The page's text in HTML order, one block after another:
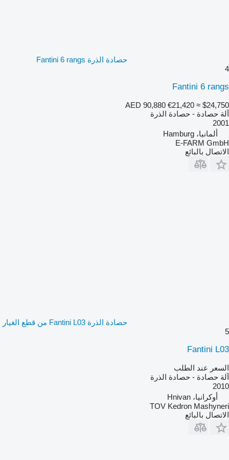
حصادة الذرة Fantini 6 rangs
4
Fantini 6 rangs
AED 90,880 €21,420 ≈ $24,750
آلة حصادة - حصادة الذرة
2001
ألمانيا، Hamburg
E-FARM GmbH
الاتصال بالبائع
حصادة الذرة Fantini L03 من قطع الغيار
5
Fantini L03
السعر عند الطلب
آلة حصادة - حصادة الذرة
2010
أوكرانيا، Hnivan
TOV Kedron Mashyneri
الاتصال بالبائع